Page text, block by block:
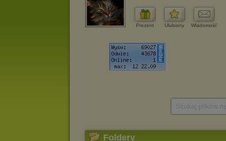
Prezent Ulubiony Wiadomość
Foldery